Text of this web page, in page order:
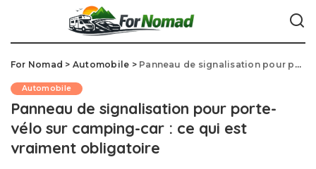
For Nomad > Automobile > Panneau de signalisation pour porte-vélo sur camping-car : ce qui est vraiment obligatoire
Automobile
Panneau de signalisation pour porte-
vélo sur camping-car : ce qui est
vraiment obligatoire